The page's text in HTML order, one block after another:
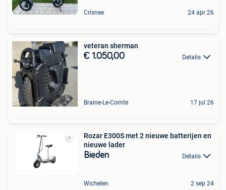
Crisnee 24 apr 26
veteran sherman
€ 1.050,00 Details
Braine-Le-Comte 17 jul 26
Rozar E300S met 2 nieuwe batterijen en
nieuwe lader
Bieden Details
Wichelen 2 sep 24